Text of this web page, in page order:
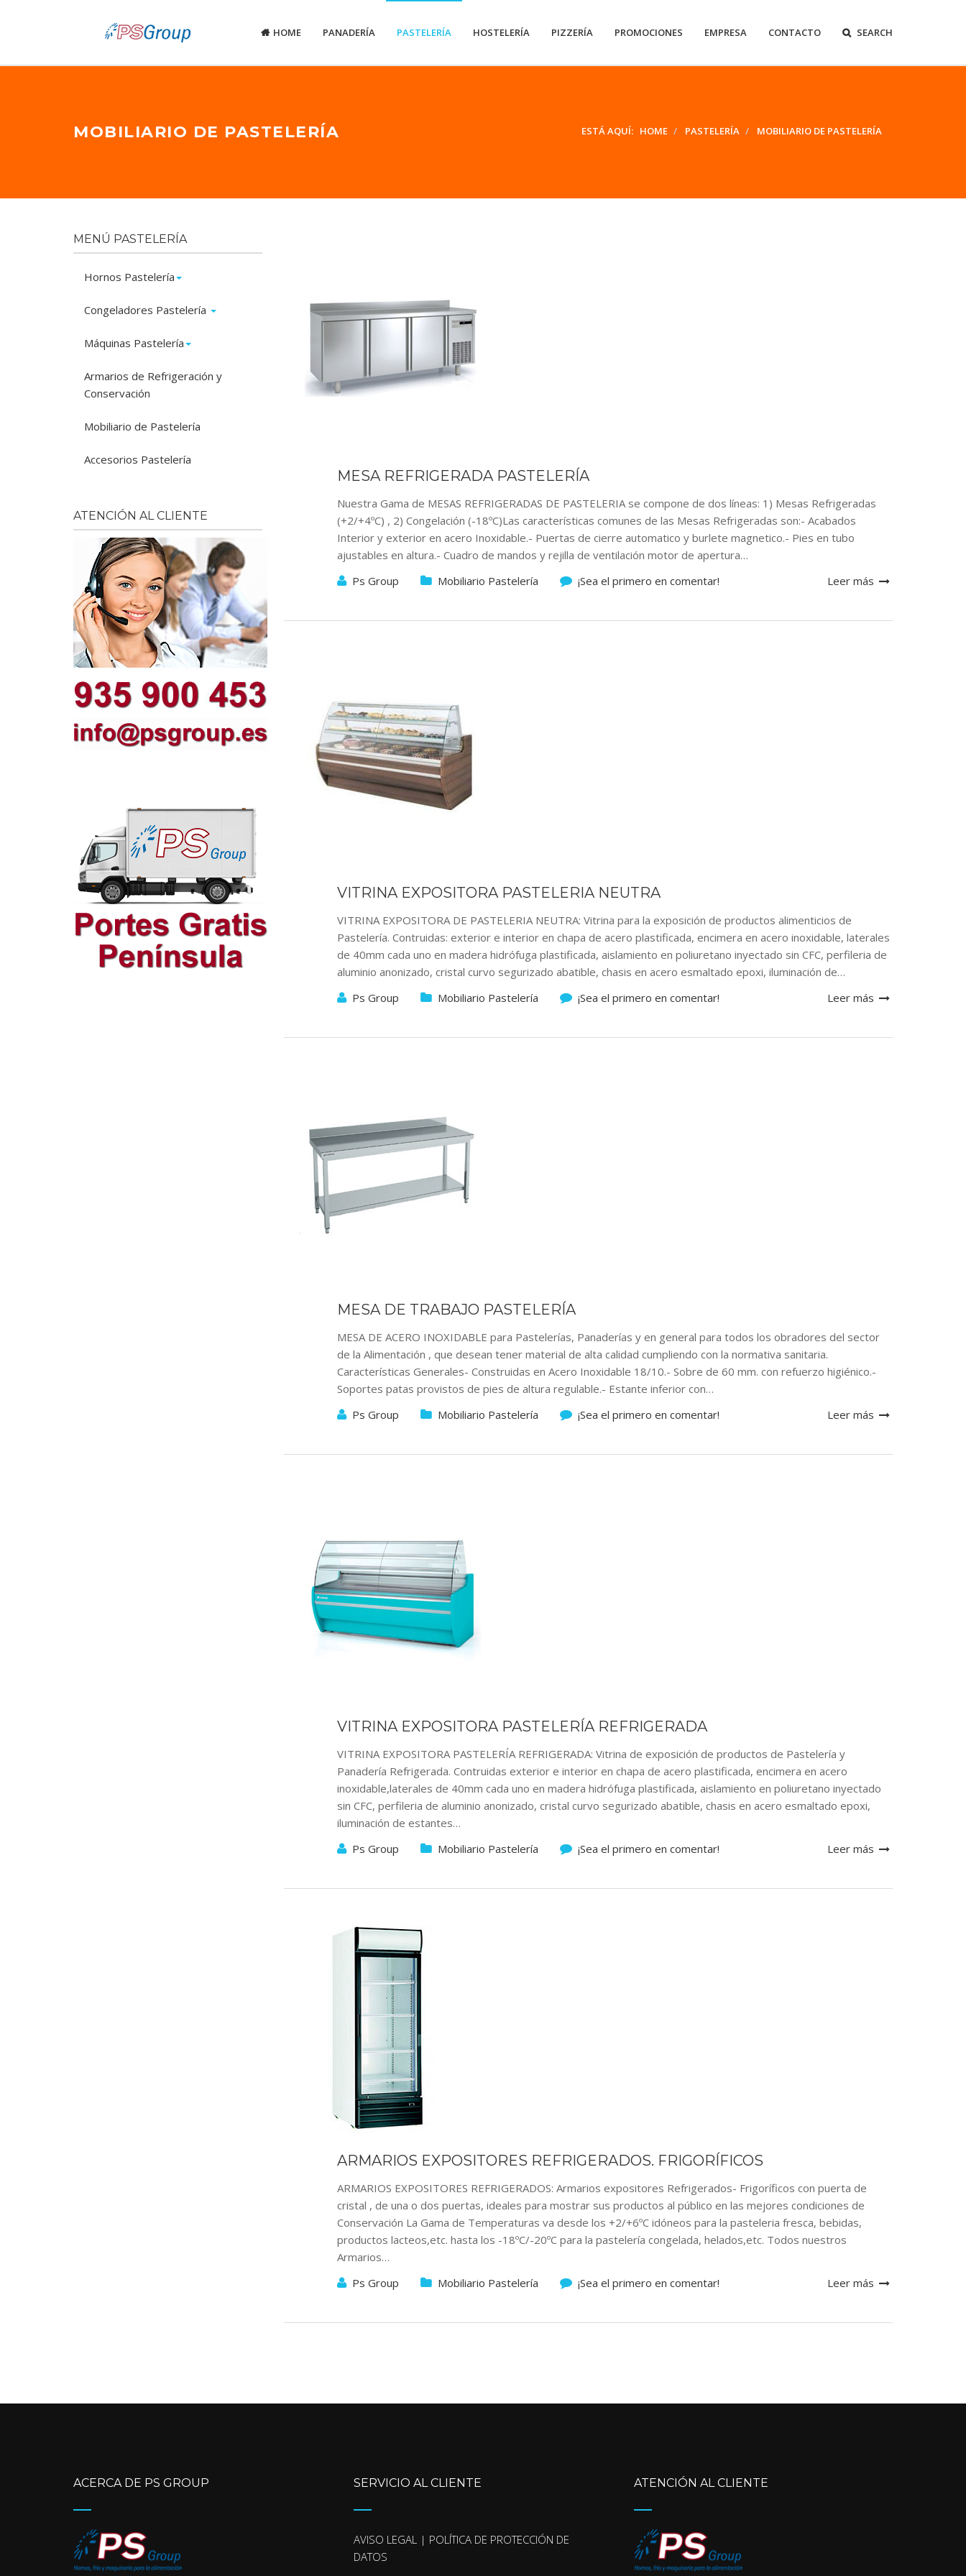
HOME PANADERÍA PASTELERÍA HOSTELERÍA PIZZERÍA PROMOCIONES EMPRESA CONTACTO SEARCH
MOBILIARIO DE PASTELERÍA ESTÁ AQUÍ: HOME PASTELERÍA MOBILIARIO DE PASTELERÍA
MESA REFRIGERADA PASTELERÍA
Nuestra Gama de MESAS REFRIGERADAS DE PASTELERIA se compone de dos líneas: 1) Mesas Refrigeradas
(+2/+4ºC) , 2) Congelación (-18ºC)Las características comunes de las Mesas Refrigeradas son:- Acabados
Interior y exterior en acero Inoxidable.- Puertas de cierre automatico y burlete magnetico.- Pies en tubo
ajustables en altura.- Cuadro de mandos y rejilla de ventilación motor de apertura…
Ps Group
Mobiliario Pastelería ¡Sea el primero en comentar! Leer más
VITRINA EXPOSITORA PASTELERIA NEUTRA
VITRINA EXPOSITORA DE PASTELERIA NEUTRA: Vitrina para la exposición de productos alimenticios de
Pastelería. Contruidas: exterior e interior en chapa de acero plastificada, encimera en acero inoxidable, laterales
de 40mm cada uno en madera hidrófuga plastificada, aislamiento en poliuretano inyectado sin CFC, perfileria de
aluminio anonizado, cristal curvo segurizado abatible, chasis en acero esmaltado epoxi, iluminación de…
Ps Group
Mobiliario Pastelería ¡Sea el primero en comentar! Leer más
MESA DE TRABAJO PASTELERÍA
MESA DE ACERO INOXIDABLE para Pastelerías, Panaderías y en general para todos los obradores del sector
de la Alimentación , que desean tener material de alta calidad cumpliendo con la normativa sanitaria.
Características Generales- Construidas en Acero Inoxidable 18/10.- Sobre de 60 mm. con refuerzo higiénico.-
Soportes patas provistos de pies de altura regulable.- Estante inferior con…
Ps Group
Mobiliario Pastelería ¡Sea el primero en comentar! Leer más
VITRINA EXPOSITORA PASTELERÍA REFRIGERADA
VITRINA EXPOSITORA PASTELERÍA REFRIGERADA: Vitrina de exposición de productos de Pastelería y
Panadería Refrigerada. Contruidas exterior e interior en chapa de acero plastificada, encimera en acero
inoxidable,laterales de 40mm cada uno en madera hidrófuga plastificada, aislamiento en poliuretano inyectado
sin CFC, perfileria de aluminio anonizado, cristal curvo segurizado abatible, chasis en acero esmaltado epoxi,
iluminación de estantes…
Ps Group
Mobiliario Pastelería ¡Sea el primero en comentar! Leer más
ARMARIOS EXPOSITORES REFRIGERADOS. FRIGORÍFICOS
ARMARIOS EXPOSITORES REFRIGERADOS: Armarios expositores Refrigerados- Frigoríficos con puerta de
cristal , de una o dos puertas, ideales para mostrar sus productos al público en las mejores condiciones de
Conservación La Gama de Temperaturas va desde los +2/+6ºC idóneos para la pasteleria fresca, bebidas,
productos lacteos,etc. hasta los -18ºC/-20ºC para la pastelería congelada, helados,etc. Todos nuestros
Armarios…
Ps Group
Mobiliario Pastelería ¡Sea el primero en comentar! Leer más
MENÚ PASTELERÍA
Hornos Pastelería
Congeladores Pastelería
Máquinas Pastelería
Armarios de Refrigeración y
Conservación
Mobiliario de Pastelería
Accesorios Pastelería
ATENCIÓN AL CLIENTE
ACERCA DE PS GROUP SERVICIO AL CLIENTE
AVISO LEGAL | POLÍTICA DE PROTECCIÓN DE
DATOS
ATENCIÓN AL CLIENTE